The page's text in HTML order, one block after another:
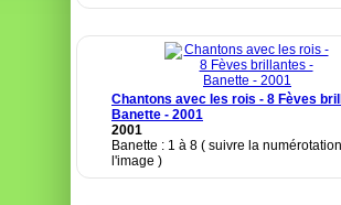
Chantons avec les rois - 8 Fèves
Banette - 2001
2001
Banette : 1 à 8 ( suivre la
l'image )